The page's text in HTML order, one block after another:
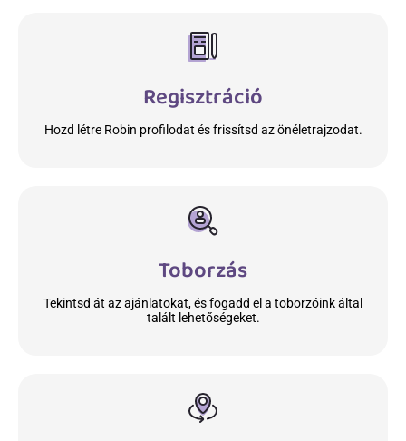
Regisztráció
Hozd létre Robin profilodat és frissítsd az önéletrajzodat.
Toborzás
Tekintsd át az ajánlatokat, és fogadd el a toborzóink által
talált lehetőségeket.